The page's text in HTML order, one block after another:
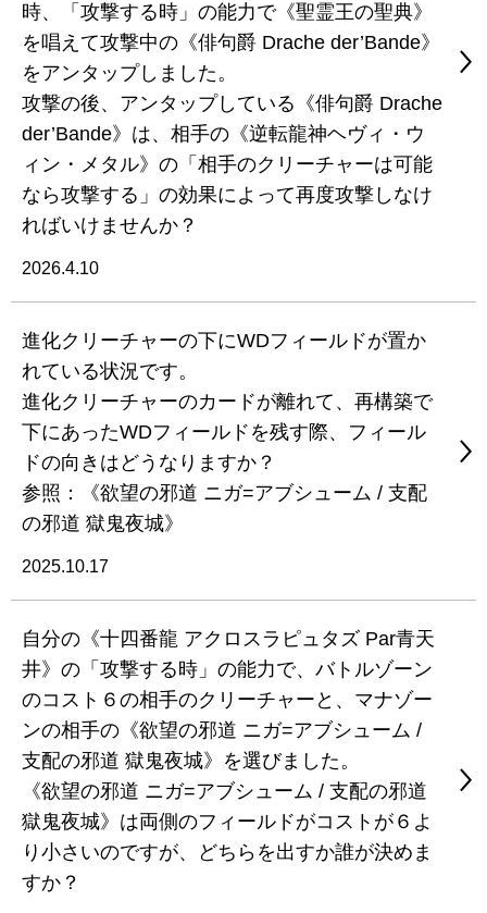
時、「攻撃する時」の能力で《聖霊王の聖典》
を唱えて攻撃中の《俳句爵 Drache der’Bande》
をアンタップしました。
攻撃の後、アンタップしている《俳句爵 Drache
der’Bande》は、相手の《逆転龍神ヘヴィ・ウ
ィン・メタル》の「相手のクリーチャーは可能
なら攻撃する」の効果によって再度攻撃しなけ
ればいけませんか？
2026.4.10
進化クリーチャーの下にWDフィールドが置か
れている状況です。
進化クリーチャーのカードが離れて、再構築で
下にあったWDフィールドを残す際、フィール
ドの向きはどうなりますか？
参照：《欲望の邪道 ニガ=アブシューム / 支配
の邪道 獄鬼夜城》
2025.10.17
自分の《十四番龍 アクロスラピュタズ Par青天
井》の「攻撃する時」の能力で、バトルゾーン
のコスト６の相手のクリーチャーと、マナゾー
ンの相手の《欲望の邪道 ニガ=アブシューム /
支配の邪道 獄鬼夜城》を選びました。
《欲望の邪道 ニガ=アブシューム / 支配の邪道
獄鬼夜城》は両側のフィールドがコストが６よ
り小さいのですが、どちらを出すか誰が決めま
すか？